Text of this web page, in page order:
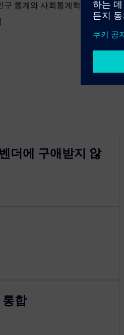
구 통계와 사회통계학
더에 구애받지 않
합